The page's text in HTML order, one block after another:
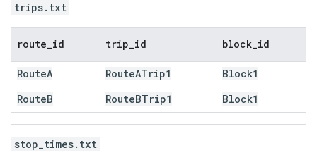
trips.txt
route id trip id block id
RouteA RouteATrip1
Block1
RouteB RouteBTrip1 Block1
stop_times.txt